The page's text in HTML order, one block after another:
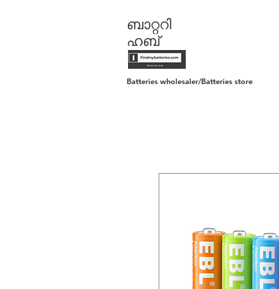
ബാറ്ററി
ഹബ്
Batteries wholesaler/Batteries store